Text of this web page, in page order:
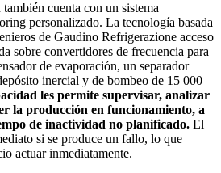
cuenta con un sistema
personalizado. La tecnología basada
de Gaudino Refrigerazione acceso
sobre convertidores de frecuencia para
de evaporación, un separador
inercial y de bombeo de 15 000
les permite supervisar, analizar
la producción en funcionamiento, a
de inactividad no planificado. El
si se produce un fallo, lo que
actuar inmediatamente.